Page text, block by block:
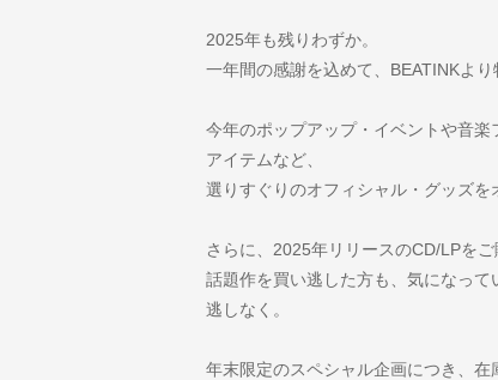
2025年も残りわずか。
一年間の感謝を込めて、BEATINKより
今年のポップアップ・イベントや音
アイテムなど、
選りすぐりのオフィシャル・グッズを
さらに、2025年リリースのCD/LPを
話題作を買い逃した方も、気になっ
逃しなく。
年末限定のスペシャル企画につき、在